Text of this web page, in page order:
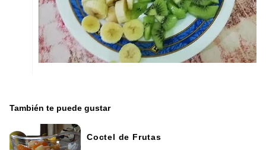
También te puede gustar
Coctel de Frutas